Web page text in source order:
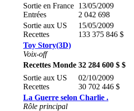
Sortie en France
Entrées
13/05/2009
2 042 698
Sortie aux US
Recettes
15/05/2009
133 375 846 $
Toy Story(3D)
Voix-off
Recettes Monde 32 284 600 $ $
Sortie aux US
Recettes
02/10/2009
30 702 446 $
La Guerre selon Charlie .
Rôle principal